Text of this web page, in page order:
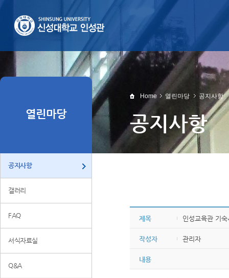
열린마당
공지사항
갤러리
FAQ
서식자료실
Q&A
Home 열린마당 공지사항
공지사항
제목 인성교육관 기
작성자 관리자
내용